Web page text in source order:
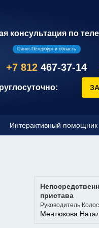
консультация по
Санкт-Петербург и область
+7 812 467-37-14
Интерактивный помощник
пристава
Руководитель
Ментюкова